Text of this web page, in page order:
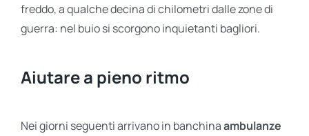
freddo, a qualche decina di chilometri dalle zone di
guerra: nel buio si scorgono inquietanti bagliori.
Aiutare a pieno ritmo
Nei giorni seguenti arrivano in banchinaambulanze